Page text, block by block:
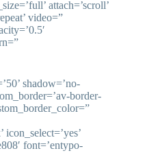
attach=’scroll’
video=”
shadow=’no-
border-
icon_select=’yes’
font=’entypo-